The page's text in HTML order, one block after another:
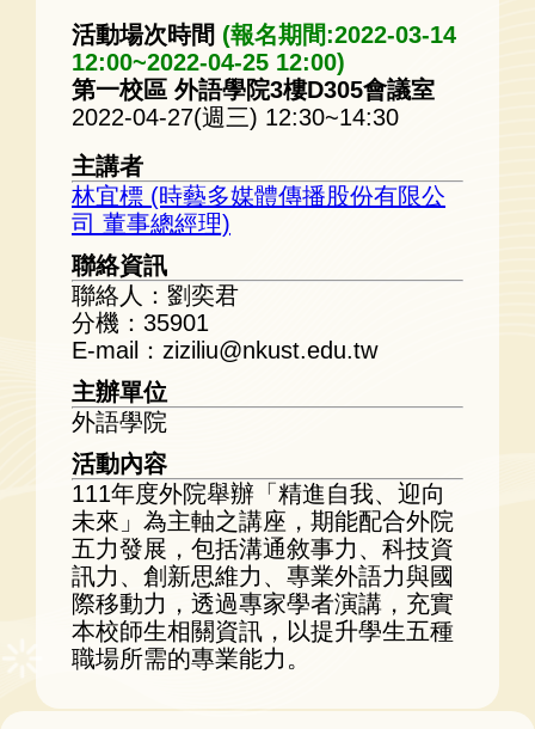
活動場次時間 (報名期間:2022-03-14
12:00~2022-04-25 12:00)
第一校區 外語學院3樓D305會議室
2022-04-27(週三) 12:30~14:30
主講者
林宜標 (時藝多媒體傳播股份有限公
司 董事總經理)
聯絡資訊
聯絡人：劉奕君
分機：35901
E-mail：ziziliu@nkust.edu.tw
主辦單位
外語學院
活動內容
111年度外院舉辦「精進自我、迎向
未來」為主軸之講座，期能配合外院
五力發展，包括溝通敘事力、科技資
訊力、創新思維力、專業外語力與國
際移動力，透過專家學者演講，充實
本校師生相關資訊，以提升學生五種
職場所需的專業能力。